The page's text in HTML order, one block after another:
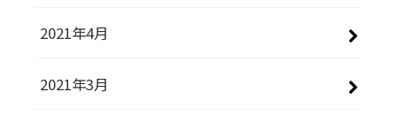
2021年4月
2021年3月